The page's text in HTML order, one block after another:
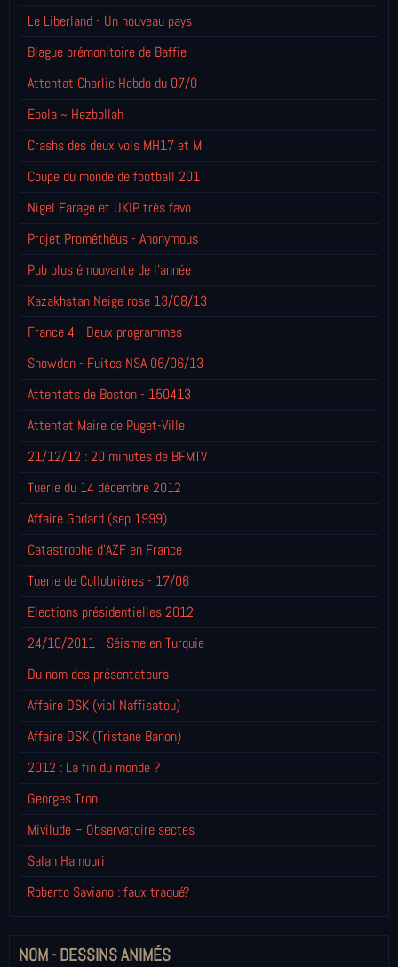
Le Liberland - Un nouveau pays
Blague prémonitoire de Baffie
Attentat Charlie Hebdo du 07/0
Ebola ~ Hezbollah
Crashs des deux vols MH17 et M
Coupe du monde de football 201
Nigel Farage et UKIP très favo
Projet Prométhéus - Anonymous
Pub plus émouvante de l'année
Kazakhstan Neige rose 13/08/13
France 4 - Deux programmes
Snowden - Fuites NSA 06/06/13
Attentats de Boston - 150413
Attentat Maire de Puget-Ville
21/12/12 : 20 minutes de BFMTV
Tuerie du 14 décembre 2012
Affaire Godard (sep 1999)
Catastrophe d'AZF en France
Tuerie de Collobrières - 17/06
Elections présidentielles 2012
24/10/2011 - Séisme en Turquie
Du nom des présentateurs
Affaire DSK (viol Naffisatou)
Affaire DSK (Tristane Banon)
2012 : La fin du monde ?
Georges Tron
Mivilude – Observatoire sectes
Salah Hamouri
Roberto Saviano : faux traqué?
NOM - DESSINS ANIMÉS